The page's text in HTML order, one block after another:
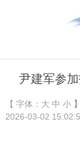
尹建军参
【 字体： 大 中 小】
2026-03-02